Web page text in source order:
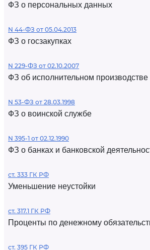
ФЗ о персональных данных
N 44-ФЗ от 05.04.2013
ФЗ о госзакупках
N 229-ФЗ от 02.10.2007
ФЗ об исполнительном производстве
N 53-ФЗ от 28.03.1998
ФЗ о воинской службе
N 395-1 от 02.12.1990
ФЗ о банках и банковской
ст. 333 ГК РФ
Уменьшение неустойки
ст. 317.1 ГК РФ
Проценты по денежному
ст. 395 ГК РФ